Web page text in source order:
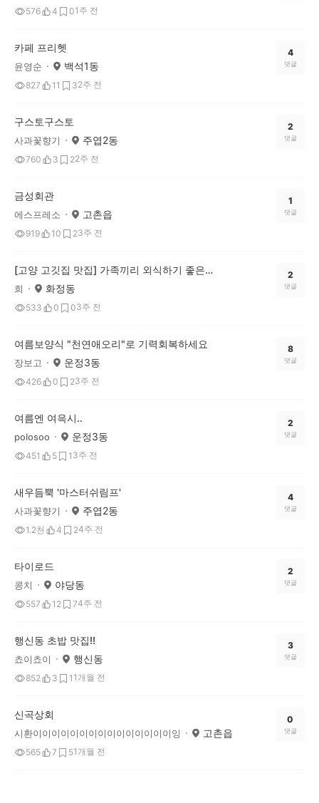
576 4 01주 전
카페 프리헷
윤영순 백석1동
827 11 32주 전
4
댓글
구스토구스토
사과꽃향기 주엽2동
760 3 22주 전
2
댓글
금성회관
에스프레소 고촌읍
919 10 23주 전
1
댓글
[고양 고깃집 맛집] 가족끼리 외식하기 좋은 돼지갈비 맛집 태능갈비 (34년 역사!)
희 화정동
533 0 03주 전
2
댓글
여름보양식 "천연애오리"로 기력회복하세요
장보고 운정3동
426 0 23주 전
8
댓글
여름엔 여윽시..
polosoo 운정3동
451 5 1 3주 전
2
댓글
새우듬뿍 '마스터쉬림프'
사과꽃향기 주엽2동
1.2천 4 24주 전
4
댓글
타이로드
콩치 야당동
557 12 74주 전
2
댓글
행신동 초밥 맛집!!
쵸이쵸이 행신동
852 3 1 1개월 전
3
댓글
신곡상회
시환이이이이이이이이이이이이이이이잉 고촌읍
565 7 51개월 전
0
댓글